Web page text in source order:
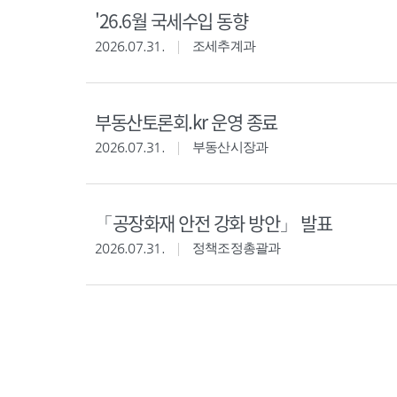
'26.6월 국세수입 동향
2026.07.31. 조세추계과
부동산토론회.kr 운영 종료
2026.07.31. 부동산시장과
「공장화재 안전 강화 방안」 발표
2026.07.31. 정책조정총괄과